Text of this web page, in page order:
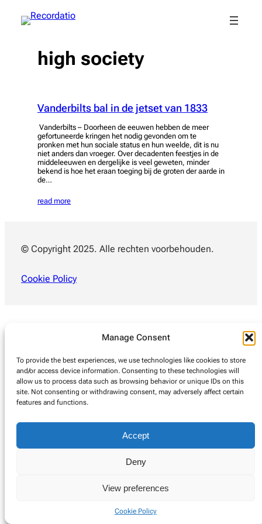
Manage Consent
To provide the best experiences, we use technologies like cookies to store
and/or access device information. Consenting to these technologies will
allow us to process data such as browsing behavior or unique IDs on this
site. Not consenting or withdrawing consent, may adversely affect certain
features and functions.
Accept
Deny
View preferences
Cookie Policy
naar
high society
Vanderbilts bal in de jetset van 1833
Vanderbilts – Doorheen de eeuwen hebben de meer
gefortuneerde kringen het nodig gevonden om te
pronken met hun sociale status en hun weelde, dit is nu
niet anders dan vroeger. Over decadenten feestjes in de
middeleeuwen en dergelijke is veel geweten, minder
bekend is hoe het eraan toeging bij de groten der aarde in
de…
read more
© Copyright 2025. Alle rechten voorbehouden.
Cookie Policy